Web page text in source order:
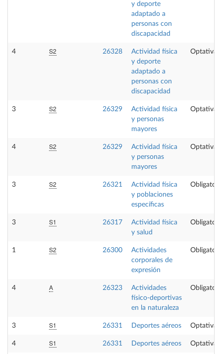
y deporte
adaptado a
personas con
discapacidad
4 S2 26328
Actividad física
y deporte
adaptado a
personas con
discapacidad
Optativa
3 S2 26329
Actividad física
y personas
mayores
Optativa
4 S2 26329
Actividad física
y personas
mayores
Optativa
3 S2 26321
Actividad física
y poblaciones
específicas
3 S1 26317
Actividad física
y salud
1 S2 26300
Actividades
corporales de
expresión
4 A 26323
Actividades
físico-deportivas
en la naturaleza
3 S1 26331 Deportes aéreos Optativa
4 S1 26331 Deportes aéreos Optativa